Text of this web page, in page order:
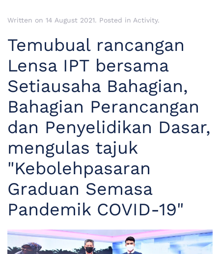
Written on 14 August 2021. Posted in Activity.
Temubual rancangan
Lensa IPT bersama
Setiausaha Bahagian,
Bahagian Perancangan
dan Penyelidikan Dasar,
mengulas tajuk
"Kebolehpasaran
Graduan Semasa
Pandemik COVID-19"